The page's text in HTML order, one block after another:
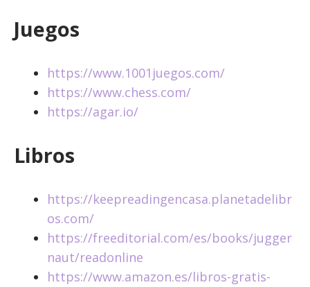
Juegos
https://www.1001juegos.com/
https://www.chess.com/
https://agar.io/
Libros
https://keepreadingencasa.planetadelibr
os.com/
https://freeditorial.com/es/books/jugger
naut/readonline
https://www.amazon.es/libros-gratis-